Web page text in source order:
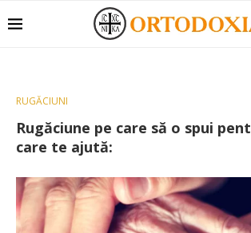
RUGĂCIUNI
Rugăciune pe care să o spui
care te ajută: